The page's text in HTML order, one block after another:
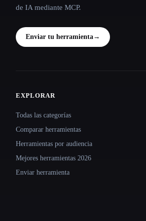
de IA mediante MCP.
Enviar tu herramienta→
Site navigation
EXPLORAR
Todas las categorías
Comparar herramientas
Herramientas por audiencia
Mejores herramientas 2026
Enviar herramienta